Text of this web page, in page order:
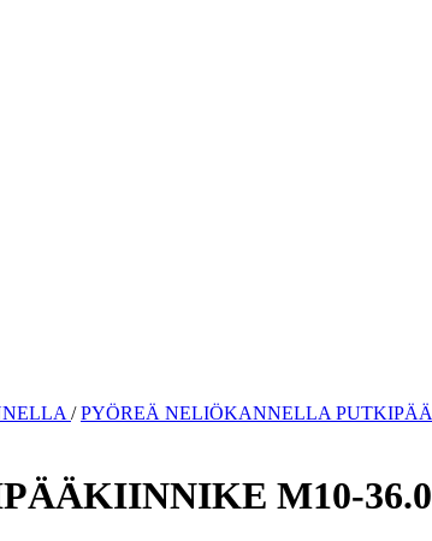
/PYÖREÄ NELIÖKANNELLA
M10-